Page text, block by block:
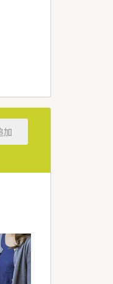
い
加